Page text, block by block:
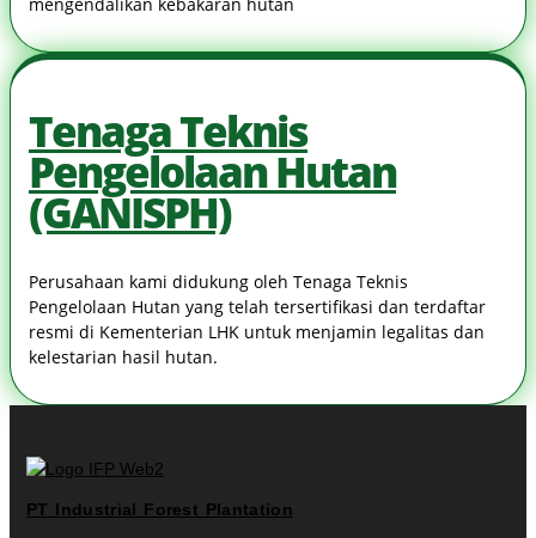
Tenaga Teknis
Pengelolaan Hutan
(GANISPH)
Perusahaan kami didukung oleh Tenaga Teknis
Pengelolaan Hutan yang telah tersertifikasi dan terdaftar
resmi di Kementerian LHK untuk menjamin legalitas dan
kelestarian hasil hutan.
PT Industrial Forest Plantation